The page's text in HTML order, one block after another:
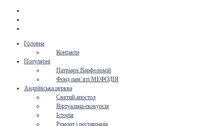
Головна
Контакти
Популярні
Патріарх Варфоломій
Фонд пам’яті МЕФОДІЯ
Андріївська церква
Святий апостол
Віртуальна екскурсія
Історія
Ремонт і реставрація